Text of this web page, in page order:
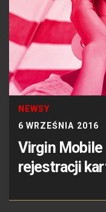
NEWSY
6 WRZEŚNIA 2016
Virgin
rejestracji